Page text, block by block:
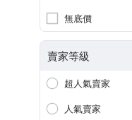
無底價
賣家等級
超人氣賣家
人氣賣家